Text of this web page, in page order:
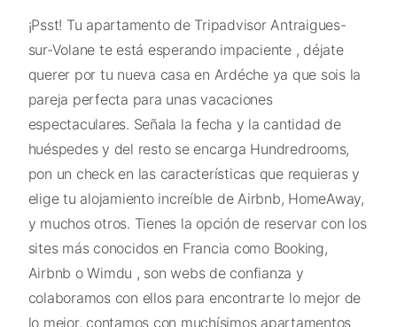
¡Psst! Tu apartamento de Tripadvisor Antraigues-
sur-Volane te está esperando impaciente , déjate
querer por tu nueva casa en Ardéche ya que sois la
pareja perfecta para unas vacaciones
espectaculares. Señala la fecha y la cantidad de
huéspedes y del resto se encarga Hundredrooms,
pon un check en las características que requieras y
elige tu alojamiento increíble de Airbnb, HomeAway,
y muchos otros. Tienes la opción de reservar con los
sites más conocidos en Francia como Booking,
Airbnb o Wimdu , son webs de confianza y
colaboramos con ellos para encontrarte lo mejor de
lo mejor, contamos con muchísimos apartamentos